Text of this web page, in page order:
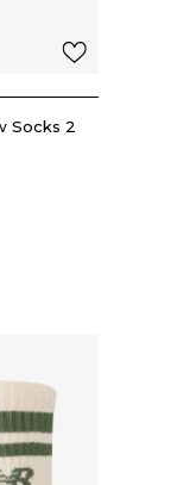
Socks 2